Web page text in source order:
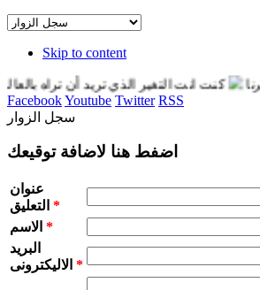
Skip to content
كنت انت التغير الذي تريد أن تراه بالعالم
FacebookYoutube Twitter RSS
سجل الزوار
اضفط هنا لاضافة توقيعك
عنوان
*
*
البريد
*